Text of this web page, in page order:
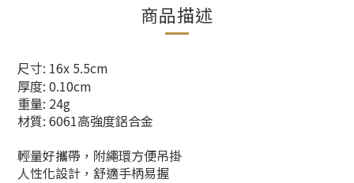
商品描述
尺寸: 16x 5.5cm
厚度: 0.10cm
重量: 24g
材質: 6061高強度鋁合金
輕量好攜帶，附繩環方便吊掛
人性化設計，舒適手柄易握